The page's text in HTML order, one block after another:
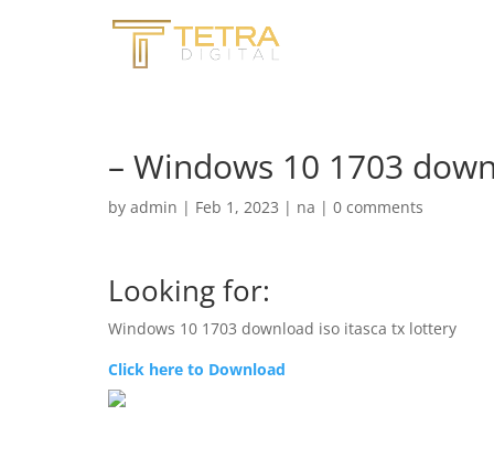
– Windows 10 1703
by admin | Feb 1, 2023 | na | 0 comments
Looking for:
Windows 10 1703 download iso itasca tx lottery
Click here to Download